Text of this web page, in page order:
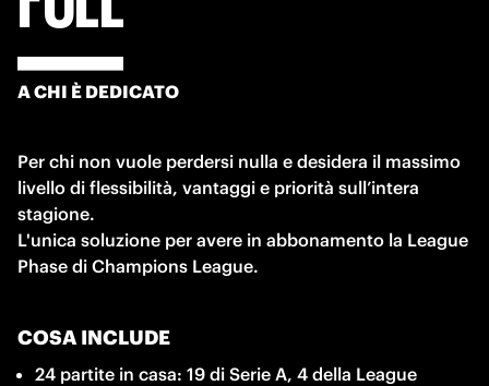
A CHI È DEDICATO
Per chi non vuole perdersi nulla e desidera il massimo
livello di flessibilità, vantaggi e priorità sull’intera
stagione.
L'unica soluzione per avere in abbonamento la League
Phase di Champions League.
COSA INCLUDE
24 partite in casa: 19 di Serie A, 4 della League